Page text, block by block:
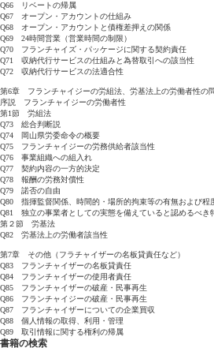
Q66 リベートの帰属
Q67 オープン・アカウントの仕組み
Q68 オープン・アカウントと債権差押えの関係
Q69 24時間営業（営業時間の制限）
Q70 フランチャイズ・パッケージに関する契約責任
Q71 収納代行サービスの仕組みと為替取引への該当性
Q72 収納代行サービスの法適合性
第6章 フランチャイジーの労組法、労基法上の労働者性の
序説 フランチャイジーの労働者性
第1節 労組法
Q73 総合判断説
Q74 岡山県労委命令の概要
Q75 フランチャイジーの労務供給者該当性
Q76 事業組織への組入れ
Q77 契約内容の一方的決定
Q78 報酬の労務対償性
Q79 諾否の自由
Q80 指揮監督関係、時間的・場所的拘束等の有無および程
Q81 独立の事業者としての実態を備えていると認めるべき
第２節 労基法
Q82 労基法上の労働者該当性
第7章 その他（フラチャイザーの名板貸責任など）
Q83 フランチャイザーの名板貸責任
Q84 フランチャイザーの使用者責任
Q85 フランチャイザーの破産・民事再生
Q86 フランチャイジーの破産・民事再生
Q87 フランチャイザーについての企業買収
Q88 個人情報の取得、利用・管理
Q89 取引情報に関する権利の帰属
書籍の検索